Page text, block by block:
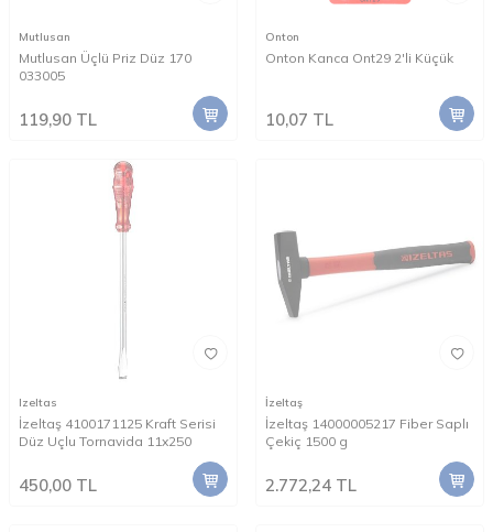
Mutlusan
Mutlusan Üçlü Priz Düz 170
033005
119,90 TL
Onton
Onton Kanca Ont29 2'li Küçük
10,07 TL
Izeltas
İzeltaş 4100171125 Kraft Serisi
Düz Uçlu Tornavida 11x250
450,00 TL
İzeltaş
İzeltaş 14000005217 Fiber Saplı
Çekiç 1500 g
2.772,24 TL